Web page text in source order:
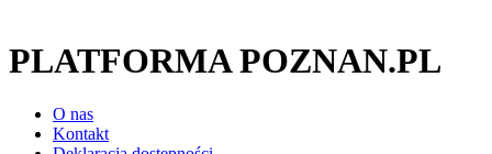
PLATFORMA POZNAN.PL
O nas
Kontakt